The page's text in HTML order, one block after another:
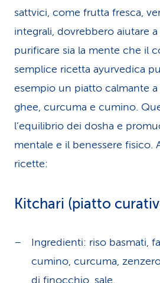
sattvici, come frutta fresca,
integrali, dovrebbero aiutare a
purificare sia la mente che il
semplice ricetta ayurvedica
esempio un piatto calmante
ghee, curcuma e cumino.
l’equilibrio dei dosha e
mentale e il benessere fisico.
ricette:
Kitchari (piatto
Ingredienti: riso basmati,
cumino, curcuma,
di finocchio, sale.